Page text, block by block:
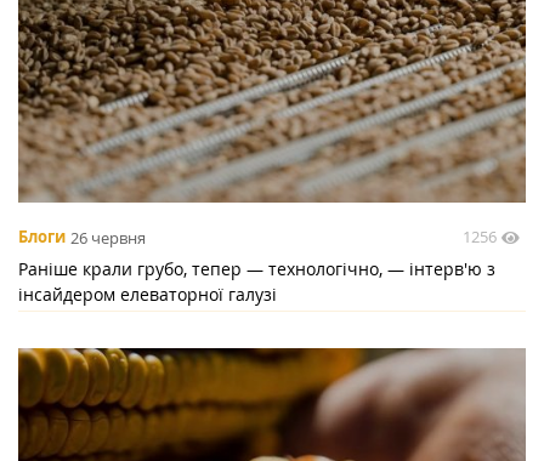
Блоги 26 червня 1256
Раніше крали грубо, тепер — технологічно, — інтерв'ю з
інсайдером елеваторної галузі